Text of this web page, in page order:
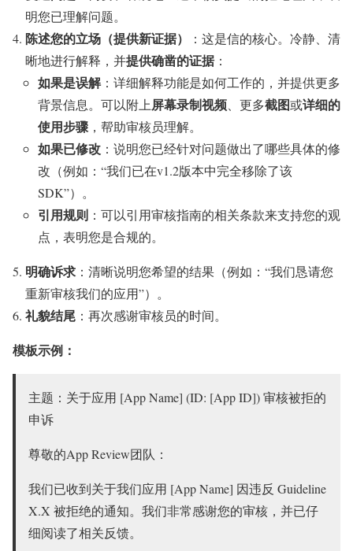
明您已理解问题。
陈述您的立场（提供新证据）
：这是信的核心。冷静、清
晰地进行解释，并提供确凿的证据：
如果是误解：详细解释功能是如何工作的，并提供更多
背景信息。可以附上屏幕录制视频 、更多截图或详细的
使用步骤 ，帮助审核员理解。
如果已修改 ：说明您已经针对问题做出了哪些具体的修
改（例如：“我们已在v1.2版本中完全移除了该
SDK”）。
引用规则 ：可以引用审核指南的相关条款来支持您的观
点，表明您是合规的。
明确诉求 ：清晰说明您希望的结果（例如：“我们恳请您
重新审核我们的应用”）。
礼貌结尾 ：再次感谢审核员的时间。
模板示例：
主题：关于应用 [App Name] (ID: [App ID]) 审核被拒的
申诉
尊敬的App Review团队：
我们已收到关于我们应用 [App Name] 因违反 Guideline
X.X 被拒绝的通知。我们非常感谢您的审核，并已仔
细阅读了相关反馈。